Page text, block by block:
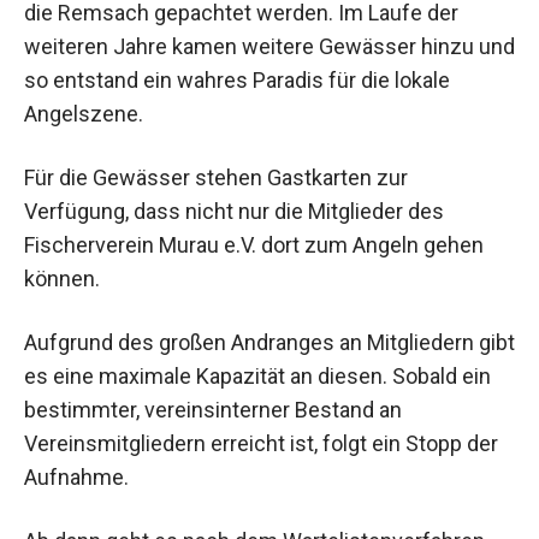
die Remsach gepachtet werden. Im Laufe der
weiteren Jahre kamen weitere Gewässer hinzu und
so entstand ein wahres Paradis für die lokale
Angelszene.
Für die Gewässer stehen Gastkarten zur
Verfügung, dass nicht nur die Mitglieder des
Fischerverein Murau e.V. dort zum Angeln gehen
können.
Aufgrund des großen Andranges an Mitgliedern gibt
es eine maximale Kapazität an diesen. Sobald ein
bestimmter, vereinsinterner Bestand an
Vereinsmitgliedern erreicht ist, folgt ein Stopp der
Aufnahme.